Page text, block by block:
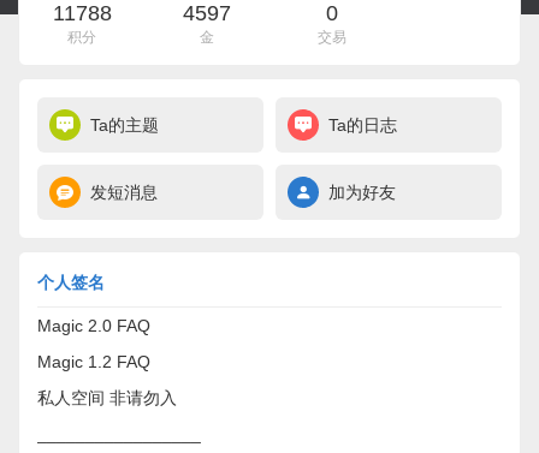
11788
积分
4597
金
0
交易
Ta的主题 Ta的日志
发短消息 加为好友
个人签名
Magic 2.0 FAQ
Magic 1.2 FAQ
私人空间 非请勿入